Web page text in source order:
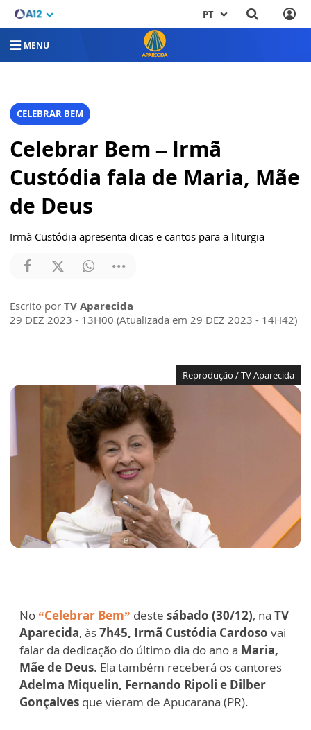
PT
MENU
CELEBRAR BEM
Celebrar Bem – Irmã
Custódia fala de Maria, Mãe
de Deus
Irmã Custódia apresenta dicas e cantos para a liturgia
Escrito por TV Aparecida
29 DEZ 2023 - 13H00 (Atualizada em 29 DEZ 2023 - 14H42)
Reprodução / TV Aparecida
No“Celebrar Bem” deste sábado (30/12), na TV
Aparecida, às7h45, Irmã Custódia Cardoso vai
falar da dedicação do último dia do ano a Maria,
Mãe de Deus. Ela também receberá os cantores
Adelma Miquelin, Fernando Ripoli e Dilber
Gonçalves que vieram de Apucarana (PR).